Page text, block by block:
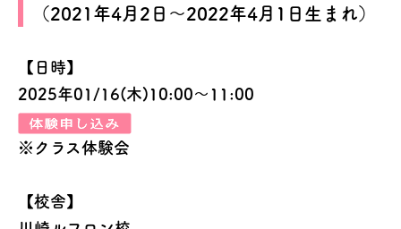
（2021年4月2日～2022年4月1日生まれ）
【日時】
2025年01/16(木)10:00～11:00
※クラス体験会
【校舎】